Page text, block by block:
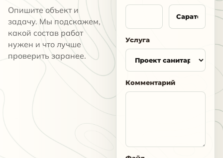
Опишите объект и
задачу. Мы подскажем,
какой состав работ
нужен и что лучше
проверить заранее.
Услуга
Комментарий